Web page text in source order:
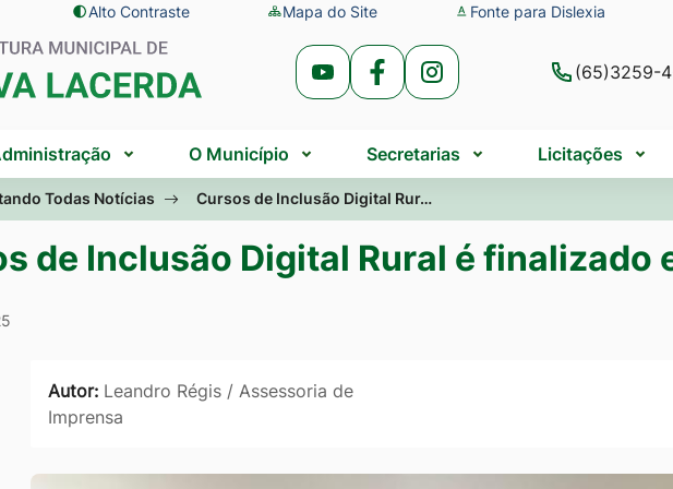
Alto Contraste Mapa do Site Fonte para Dislexia
Acessar
Rede
Social
Youtube
Acessar
Rede
Social
Facebook
Acessar
Rede
Social
Instagram
(65)3259-
O Município Secretarias Licitações
Todas Notícias Cursos de Inclusão Digital Rur…
de Inclusão Digital Rural é finalizado
Autor: Leandro Régis / Assessoria de
Imprensa